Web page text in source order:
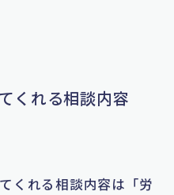
くれる相談内容
くれる相談内容は「労